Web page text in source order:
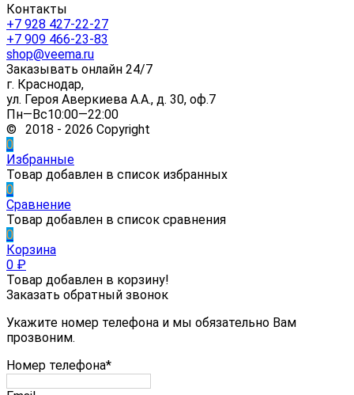
Контакты
+7 928 427-22-27
+7 909 466-23-83
shop@veema.ru
Заказывать онлайн 24/7
г. Краснодар,
ул. Героя Аверкиева А.А., д. 30, оф.7
Пн—Вс10:00—22:00
© 2018 - 2026 Copyright
0
Избранные
Товар добавлен в список избранных
0
Сравнение
Товар добавлен в список сравнения
0
Корзина
0 ₽
Товар добавлен в корзину!
Заказать обратный звонок
Укажите номер телефона и мы обязательно Вам
прозвоним.
Номер телефона*